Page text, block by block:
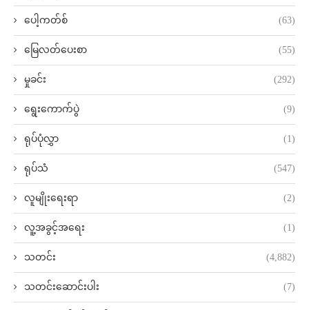
ပေါ့ကတ်စ် (63)
မြေလတ်ပေးစာ (55)
မှုခင်း (292)
ရွေးကောက်ပွဲ (9)
ရုပ်ပုံလွှာ (1)
ရုပ်သံ (547)
လူမျိုးရေးရာ (2)
လူ့အခွင့်အရေး (1)
သတင်း (4,882)
သတင်းဆောင်းပါး (7)